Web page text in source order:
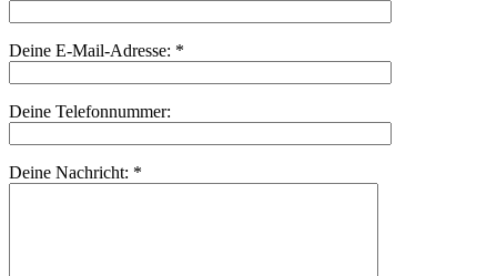
Deine E-Mail-Adresse: *
Deine Telefonnummer:
Deine Nachricht: *